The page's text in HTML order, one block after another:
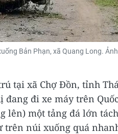
Bản Phạn, xã Quang Long.
tại xã Chợ Đồn, tỉnh
đi xe máy trên
lên) một tảng đá lớn
trên núi xuống quá